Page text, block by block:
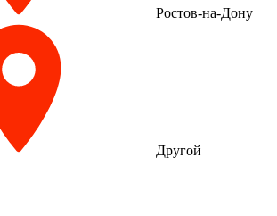
Ростов-на-Дону
Другой